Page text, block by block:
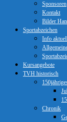
Sponsoren
Kontakt
Bilder
Sportabzeichen
Info
Kursangebote
TVH historisch
Chronik